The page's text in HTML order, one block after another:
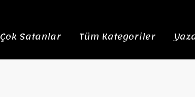
Çok Satanlar Tüm Kategoriler